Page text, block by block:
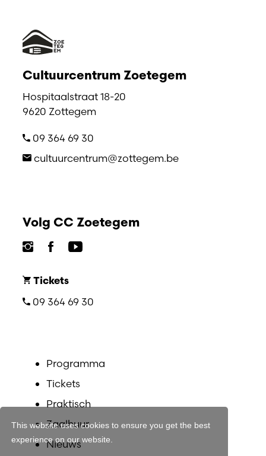
This website uses cookies to ensure you get the best
experience on our website.
Cultuurcentrum Zoetegem
Hospitaalstraat 18-20
9620 Zottegem
09 364 69 30
cultuurcentrum@zottegem.be
Volg CC Zoetegem
Tickets
09 364 69 30
Programma
Tickets
Praktisch
Zaalhuur
Nieuws